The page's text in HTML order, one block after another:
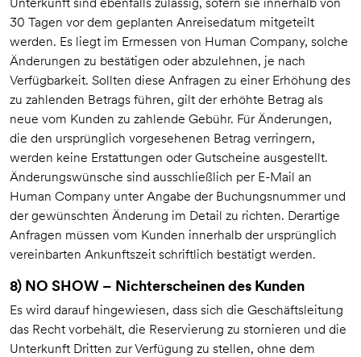
30 Tagen vor dem geplanten Anreisedatum mitgeteilt
werden. Es liegt im Ermessen von Human Company, solche
Änderungen zu bestätigen oder abzulehnen, je nach
Verfügbarkeit. Sollten diese Anfragen zu einer Erhöhung des
zu zahlenden Betrags führen, gilt der erhöhte Betrag als
neue vom Kunden zu zahlende Gebühr. Für Änderungen,
die den ursprünglich vorgesehenen Betrag verringern,
werden keine Erstattungen oder Gutscheine ausgestellt.
Änderungswünsche sind ausschließlich per E-Mail an
Human Company unter Angabe der Buchungsnummer und
der gewünschten Änderung im Detail zu richten. Derartige
Anfragen müssen vom Kunden innerhalb der ursprünglich
vereinbarten Ankunftszeit schriftlich bestätigt werden.
8) NO SHOW – Nichterscheinen des Kunden
Es wird darauf hingewiesen, dass sich die Geschäftsleitung
das Recht vorbehält, die Reservierung zu stornieren und die
Unterkunft Dritten zur Verfügung zu stellen, ohne dem